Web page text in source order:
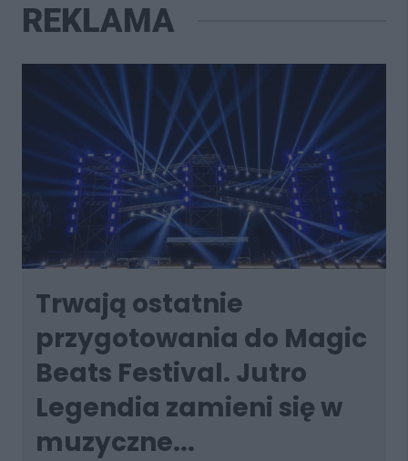
REKLAMA
Trwają ostatnie
przygotowania do Magic
Beats Festival. Jutro
Legendia zamieni się w
muzyczne...